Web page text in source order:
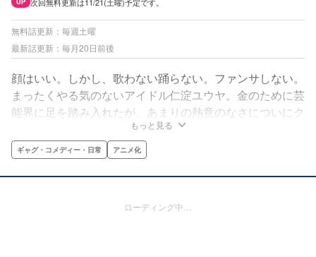
UP 次回無料更新は11/21(土曜)予定です。
無料話更新：毎週土曜
最新話更新：毎月20日前後
顔はいい。しかし、歌わない踊らない。ファンサしない。
まったくやる気のないアイドル仁淀ユウヤ。金のために芸
能界に足を踏み入れたが、あまりの熱意のなさについにク
ビを宣告される。そんなある日、出会ったのは神アイドル
の……幽霊!?クズアイドルに神降臨!! 二人で目指すはアイ
ドル界の天下一です☆
もっと見る
ギャグ・コメディー・日常 アニメ化
ローディング中…